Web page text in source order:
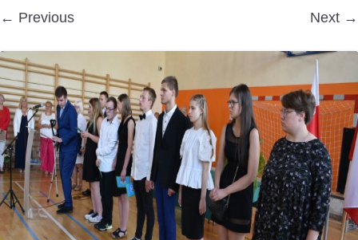
← Previous Next →